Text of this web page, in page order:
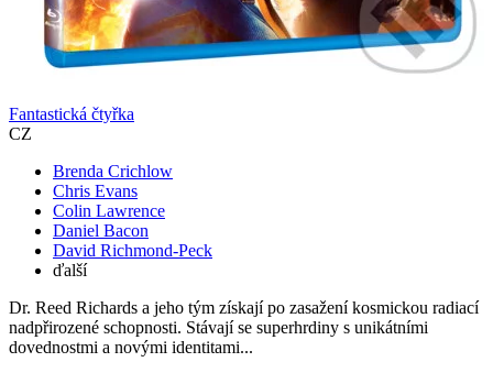
Fantastická čtyřka
CZ
Brenda Crichlow
Chris Evans
Colin Lawrence
Daniel Bacon
David Richmond-Peck
ďalší
Dr. Reed Richards a jeho tým získají po zasažení kosmickou radiací
nadpřirozené schopnosti. Stávají se superhrdiny s unikátními
dovednostmi a novými identitami...